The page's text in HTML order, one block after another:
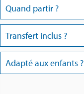
Quand partir ?
Transfert inclus ?
Adapté aux enfants ?